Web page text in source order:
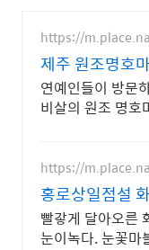
https://
51
제주 원조명호
연예인들이 방문
비살의 원조 명호
https://
50
홍로상일점설
빨갛게 달아오른
눈이녹다. 눈꽃마